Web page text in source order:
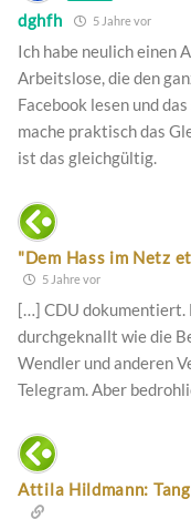
dghfh 5 Jahre vor
Ich habe neulich einen
Arbeitslose, die den
Facebook lesen und
mache praktisch das
ist das gleichgültig.
"Dem Hass im Netz
5 Jahre vor
[…] CDU dokumentiert.
durchgeknallt wie die
Wendler und anderen
Telegram. Aber
Attila Hildmann: